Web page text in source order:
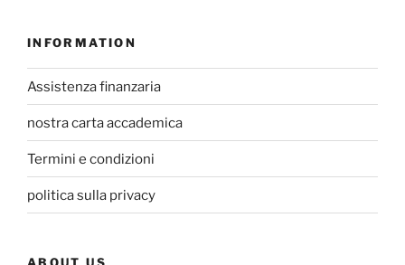
INFORMATION
Assistenza finanzaria
nostra carta accademica
Termini e condizioni
politica sulla privacy